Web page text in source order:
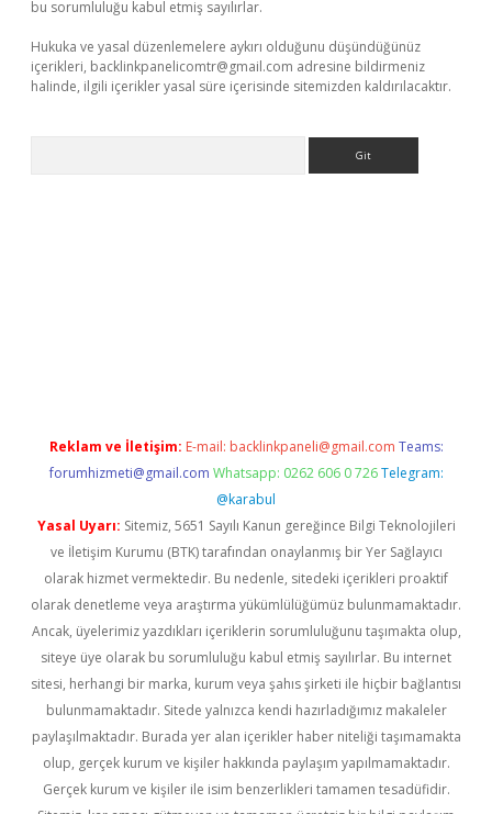
bu sorumluluğu kabul etmiş sayılırlar.
Hukuka ve yasal düzenlemelere aykırı olduğunu düşündüğünüz
içerikleri, backlinkpanelicomtr@gmail.com adresine bildirmeniz
halinde, ilgili içerikler yasal süre içerisinde sitemizden kaldırılacaktır.
Reklam ve İletişim: E-mail: backlinkpaneli@gmail.com Teams:
forumhizmeti@gmail.com Whatsapp: 0262 606 0 726 Telegram:
@karabul
Yasal Uyarı: Sitemiz, 5651 Sayılı Kanun gereğince Bilgi Teknolojileri
ve İletişim Kurumu (BTK) tarafından onaylanmış bir Yer Sağlayıcı
olarak hizmet vermektedir. Bu nedenle, sitedeki içerikleri proaktif
olarak denetleme veya araştırma yükümlülüğümüz bulunmamaktadır.
Ancak, üyelerimiz yazdıkları içeriklerin sorumluluğunu taşımakta olup,
siteye üye olarak bu sorumluluğu kabul etmiş sayılırlar. Bu internet
sitesi, herhangi bir marka, kurum veya şahıs şirketi ile hiçbir bağlantısı
bulunmamaktadır. Sitede yalnızca kendi hazırladığımız makaleler
paylaşılmaktadır. Burada yer alan içerikler haber niteliği taşımamakta
olup, gerçek kurum ve kişiler hakkında paylaşım yapılmamaktadır.
Gerçek kurum ve kişiler ile isim benzerlikleri tamamen tesadüfidir.